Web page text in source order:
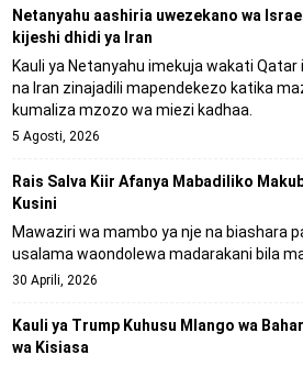
Netanyahu aashiria uwezekano wa
kijeshi dhidi ya Iran
Kauli ya Netanyahu imekuja wakati
na Iran zinajadili mapendekezo katika
kumaliza mzozo wa miezi kadhaa.
5 Agosti, 2026
Rais Salva Kiir Afanya Mabadiliko
Kusini
Mawaziri wa mambo ya nje na biashara
usalama waondolewa madarakani bila
30 Aprili, 2026
Kauli ya Trump Kuhusu Mlango wa
wa Kisiasa